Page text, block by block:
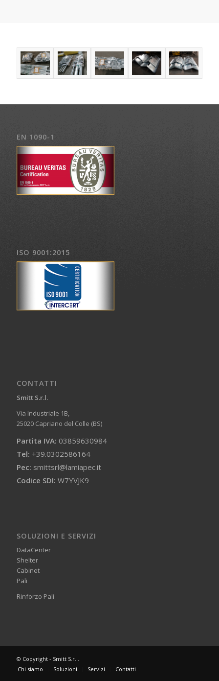
EN 1090-1
ISO 9001:2015
CONTATTI
Smitt S.r.l.
Via Industriale 1B,
25020 Capriano del Colle (BS)
Partita IVA: 03859630984
Tel: +39.0302586164
Pec: smittsrl@lamiapec.it
Codice SDI: W7YVJK9
SOLUZIONI E SERVIZI
DataCenter
Shelter
Cabinet
Pali
Rinforzo Pali
© Copyright - Smitt S.r.l.
Chi siamo
Soluzioni Servizi Contatti